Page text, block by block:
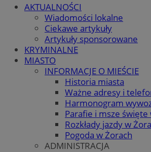
AKTUALNOŚCI
Wiadomości lokalne
Ciekawe artykuły
Artykuły sponsorowane
KRYMINALNE
MIASTO
INFORMACJE O MIEŚCIE
Historia miasta
Ważne adresy i
Harmonogram
Parafie i msze święte
Rozkłady jazdy w
Pogoda w Żorach
ADMINISTRACJA